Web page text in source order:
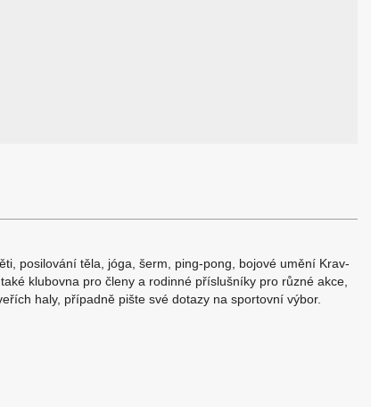
posilování těla, jóga, šerm, ping-pong, bojové umění Krav-
klubovna pro členy a rodinné příslušníky pro různé akce,
haly, případně pište své dotazy na sportovní výbor.